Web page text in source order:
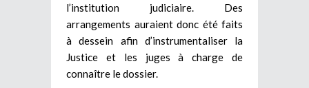
l’institution judiciaire. Des
arrangements auraient donc été faits
à dessein afin d’instrumentaliser la
Justice et les juges à charge de
connaître le dossier.